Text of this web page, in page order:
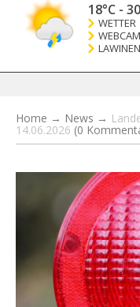
18°C -
WETTER
LAWINEN
Home → News →
14.06.2026 (0